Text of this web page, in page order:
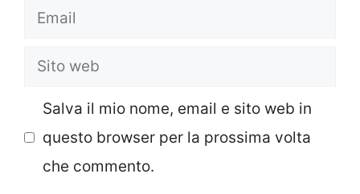
Email
Sito
Salva il mio nome, email e sito web in
questo browser per la prossima volta
che commento.